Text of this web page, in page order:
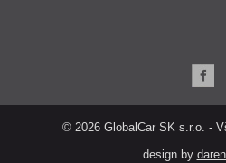
© 2026 GlobalCar SK s.r.o. -
design by